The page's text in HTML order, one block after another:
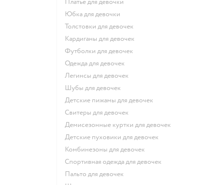
Юбка для девочки
Толстовки для девочек
Кардиганы для девочек
Футболки для девочек
Одежда для девочек
Легинсы для девочек
Шубы для девочек
Детские пижамы для девочек
Свитеры для девочек
Демисезонные куртки для девочек
Детские пуховики для девочек
Комбинезоны для девочек
Спортивная одежда для девочек
Пальто для девочек